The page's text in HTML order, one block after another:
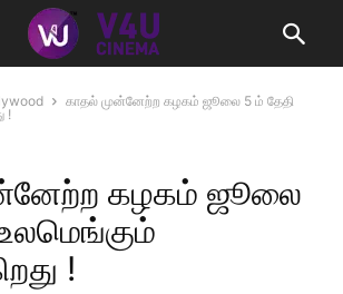
காதல் முன்னேற்ற கழகம் ஜூலை 5 ம் தேதி
!
கழகம் ஜூலை
!